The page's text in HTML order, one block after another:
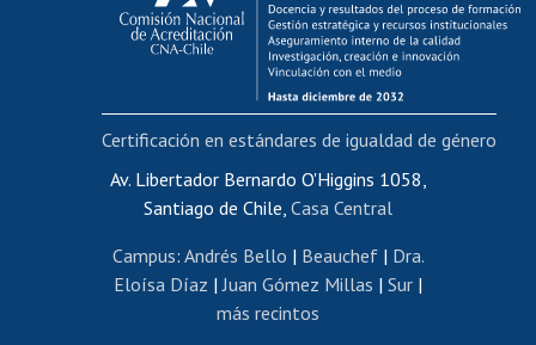
Funcionarias/os
Cursos internos de capacitación
Bienestar del personal
Portal de movilidad interna
Certificado de renta
Certificado de renta honorarios
Editar páginas blancas
Extranjeras/os
Av. Libertador Bernardo O'Higgins 1058,
Santiago de Chile, Casa Central
Campus: Andrés Bello | Beauchef| Dra.
Eloísa Díaz | Juan Gómez Millas | Sur |
más recintos
Certificación en estándares de igualdad de género